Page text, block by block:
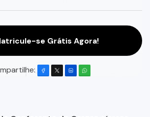
se Grátis Agora!